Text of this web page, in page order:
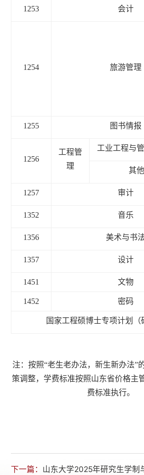
1253 会计
1254 旅游管理
1255 图书情报
1256
工程管
理
工业工程与管
其
1257 审计
1352 音乐
1356 美术与书
1357 设计
1451 文物
1452 密码
国家工程硕博士专项计划（
注：按照“老生老办法，新生新办法”
策调整，学费标准按照山东省价格主
费标准执行。
下一篇： 山东大学2025年研究生学制